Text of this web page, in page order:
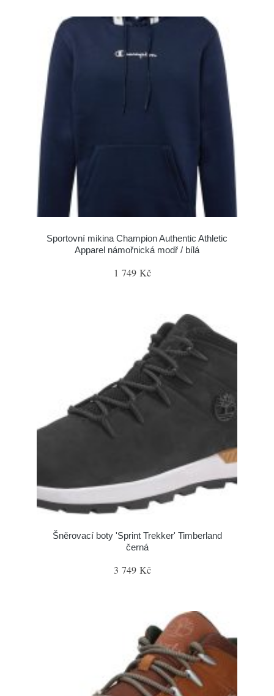
Sportovní mikina Champion Authentic Athletic
Apparel námořnická modř / bílá
1 749 Kč
Šněrovací boty 'Sprint Trekker' Timberland
černá
3 749 Kč